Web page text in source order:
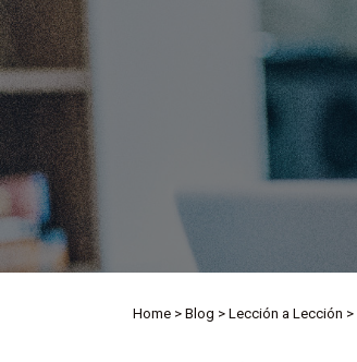
Home > Blog > Lección a Lección >